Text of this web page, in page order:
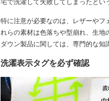
宅で洗濯して失敗してしまったとい
特に注意が必要なのは、レザーやフ
れらの素材は色落ちや型崩れ、生
ダウン製品に関しては、専門的な知
洗濯表示タグを必ず確認